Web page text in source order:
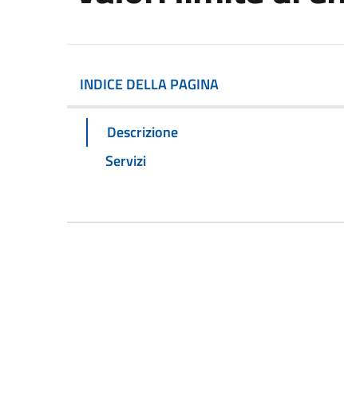
INDICE DELLA PAGINA
Descrizione
Servizi